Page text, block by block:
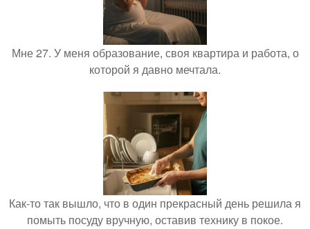
Мне 27. У меня образование, своя квартира и работа, о
которой я давно мечтала.
Как-то так вышло, что в один прекрасный день решила я
помыть посуду вручную, оставив технику в покое.